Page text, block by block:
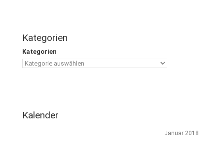
Kategorien
Kategorien
Kalender
Januar 2018